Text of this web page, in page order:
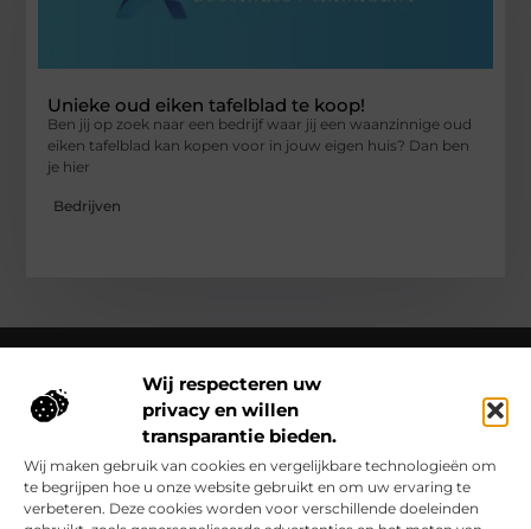
Wij respecteren uw
privacy en willen
transparantie bieden.
Wij maken gebruik van cookies en vergelijkbare technologieën om
te begrijpen hoe u onze website gebruikt en om uw ervaring te
verbeteren. Deze cookies worden voor verschillende doeleinden
Unieke oud eiken tafelblad te koop!
Ben jij op zoek naar een bedrijf waar jij een waanzinnige oud
eiken tafelblad kan kopen voor in jouw eigen huis? Dan ben
je hier
Bedrijven
Over Clarapelsadvies
Clarapelsadvies.nl – Een wereld vol verhalen en inzichten.
Ontdek inspirerende blogs en artikelen over alles wat het
dagelijks leven boeiend maakt.